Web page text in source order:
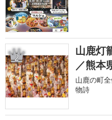
2
山鹿灯
／熊本
山鹿の町
物詩